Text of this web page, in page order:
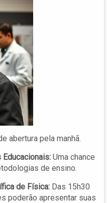
abertura pela manhã.
Uma chance
de ensino.
de Física: Das 15h30
poderão apresentar suas